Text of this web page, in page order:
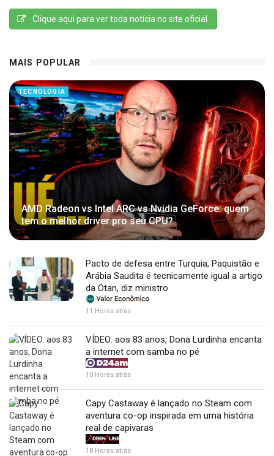
Clique aqui para ver toda notícia no site oficial.
MAIS POPULAR
TECNOLOGIA
AMD Radeon vs Intel ARC vs Nvidia GeForce: quem
tem o melhor driver pro seu CPU?
Pacto de defesa entre Turquia, Paquistão e
Arábia Saudita é tecnicamente igual a artigo
da Otan, diz ministro
11 Horas atrás
VÍDEO: aos 83 anos, Dona Lurdinha encanta
a internet com samba no pé
10 Horas atrás
Capy Castaway é lançado no Steam com
aventura co-op inspirada em uma história
real de capivaras
18 Horas atrás